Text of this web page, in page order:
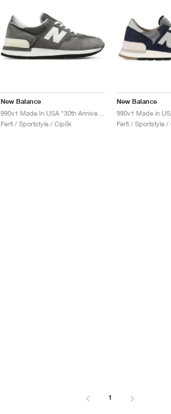
New Balance
990v1 Made In USA "30th Anniversary"
Férfi / Sportstyle / Cipők
New Balance
Férfi / Sportstyle /
1